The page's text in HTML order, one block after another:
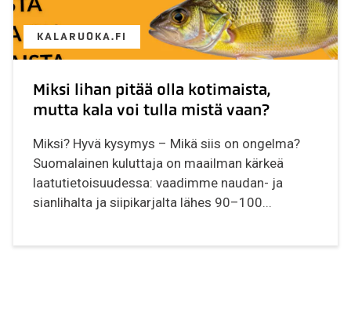
KALARUOKA.FI
Miksi lihan pitää olla kotimaista,
mutta kala voi tulla mistä vaan?
Miksi? Hyvä kysymys – Mikä siis on ongelma?
Suomalainen kuluttaja on maailman kärkeä
laatutietoisuudessa: vaadimme naudan- ja
sianlihalta ja siipikarjalta lähes 90–100...